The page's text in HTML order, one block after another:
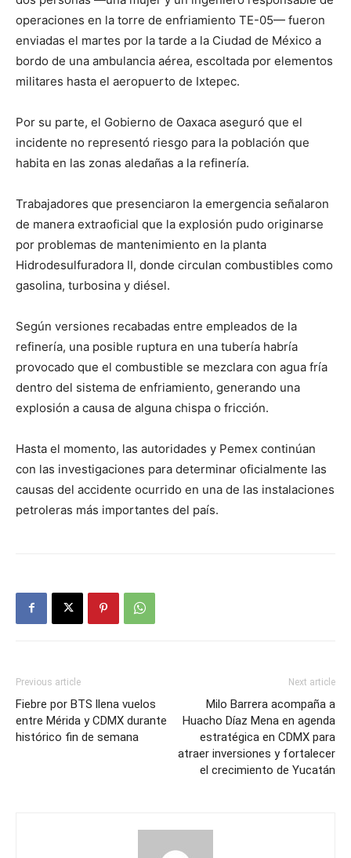
operaciones en la torre de enfriamiento TE-05— fueron
enviadas el martes por la tarde a la Ciudad de México a
bordo de una ambulancia aérea, escoltada por elementos
militares hasta el aeropuerto de Ixtepec.
Por su parte, el Gobierno de Oaxaca aseguró que el
incidente no representó riesgo para la población que
habita en las zonas aledañas a la refinería.
Trabajadores que presenciaron la emergencia señalaron
de manera extraoficial que la explosión pudo originarse
por problemas de mantenimiento en la planta
Hidrodesulfuradora II, donde circulan combustibles como
gasolina, turbosina y diésel.
Según versiones recabadas entre empleados de la
refinería, una posible ruptura en una tubería habría
provocado que el combustible se mezclara con agua fría
dentro del sistema de enfriamiento, generando una
explosión a causa de alguna chispa o fricción.
Hasta el momento, las autoridades y Pemex continúan
con las investigaciones para determinar oficialmente las
causas del accidente ocurrido en una de las instalaciones
petroleras más importantes del país.
Previous article
Fiebre por BTS llena vuelos
entre Mérida y CDMX durante
histórico fin de semana
Next article
Milo Barrera acompaña a
Huacho Díaz Mena en agenda
estratégica en CDMX para
atraer inversiones y fortalecer
el crecimiento de Yucatán